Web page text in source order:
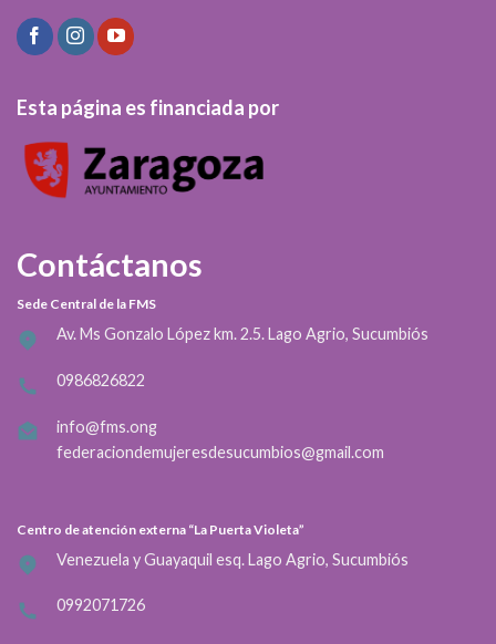
Esta página es financiada por
Contáctanos
Sede Central de la FMS
Av. Ms Gonzalo López km. 2.5. Lago Agrio, Sucumbiós
0986826822
info@fms.ong
federaciondemujeresdesucumbios@gmail.com
Centro de atención externa “La Puerta Violeta”
Venezuela y Guayaquil esq. Lago Agrio, Sucumbiós
0992071726